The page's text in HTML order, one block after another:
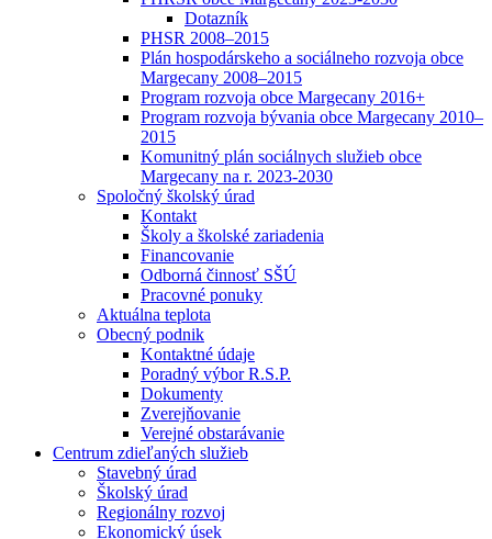
Dotazník
PHSR 2008–2015
Plán hospodárskeho a sociálneho rozvoja obce
Margecany 2008–2015
Program rozvoja obce Margecany 2016+
Program rozvoja bývania obce Margecany 2010–
2015
Komunitný plán sociálnych služieb obce
Margecany na r. 2023-2030
Spoločný školský úrad
Kontakt
Školy a školské zariadenia
Financovanie
Odborná činnosť SŠÚ
Pracovné ponuky
Aktuálna teplota
Obecný podnik
Kontaktné údaje
Poradný výbor R.S.P.
Dokumenty
Zverejňovanie
Verejné obstarávanie
Centrum zdieľaných služieb
Stavebný úrad
Školský úrad
Regionálny rozvoj
Ekonomický úsek